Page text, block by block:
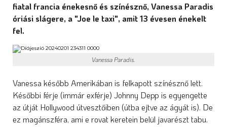
fiatal francia énekesnő és színésznő, Vanessa Paradis
óriási slágere, a "Joe le taxi", amit 13 évesen énekelt
fel.
Vanessa Paradis.
Vanessa később Amerikában is felkapott színésznő lett.
Későbbi férje (immár exférje) Johnny Depp is egyengette
az útját Hollywood útvesztőiben (útba ejtve az ágyát is). De
ez magánszféra, ami e rovat keretein belül javarészt tabu.